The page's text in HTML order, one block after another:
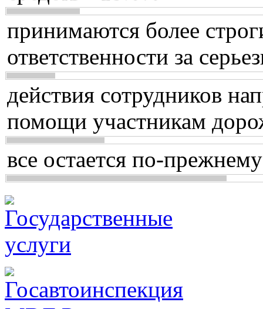
принимаются более
ответственности за
действия сотрудников
помощи участникам
все остается по-